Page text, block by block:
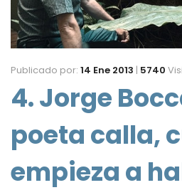
Publicado por: 14 Ene 2013 | 5740
4. Jorge
poeta calla,
empieza a